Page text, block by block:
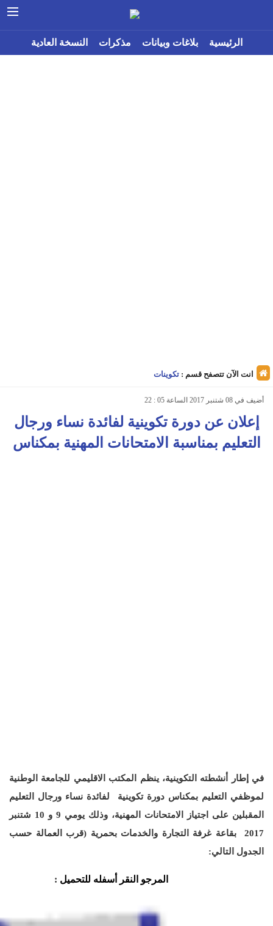
الرئيسية بلاغات وبيانات مذكرات النسخة العادية
انت الآن تتصفح قسم : تكوينات
أضيف في 08 شتنبر 2017 الساعة 05 : 22
إعلان عن دورة تكوينية لفائدة نساء ورجال
التعليم بمناسبة الامتحانات المهنية بمكناس
في إطار أنشطته التكوينية، ينظم المكتب الاقليمي للجامعة الوطنية
لموظفي التعليم بمكناس دورة تكوينية لفائدة نساء ورجال التعليم
المقبلين على اجتياز الامتحانات المهنية، وذلك يومي 9 و 10 شتنبر
2017 بقاعة غرفة التجارة والخدمات بحمرية (قرب العمالة حسب
الجدول التالي:
المرجو النقر أسفله للتحميل :